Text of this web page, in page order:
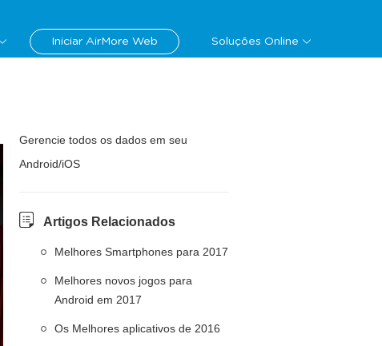
Iniciar AirMore Web Soluções Online
Gerencie todos os dados em seu
Android/iOS
Artigos Relacionados
Melhores Smartphones para 2017
Melhores novos jogos para
Android em 2017
Os Melhores aplicativos de 2016